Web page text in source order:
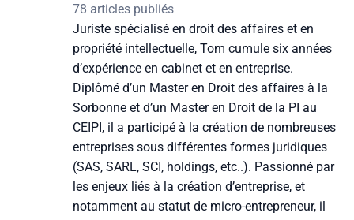
78 articles publiés
Juriste spécialisé en droit des affaires et en
propriété intellectuelle, Tom cumule six années
d’expérience en cabinet et en entreprise.
Diplômé d’un Master en Droit des affaires à la
Sorbonne et d’un Master en Droit de la PI au
CEIPI, il a participé à la création de nombreuses
entreprises sous différentes formes juridiques
(SAS, SARL, SCI, holdings, etc..). Passionné par
les enjeux liés à la création d’entreprise, et
notamment au statut de micro-entrepreneur, il